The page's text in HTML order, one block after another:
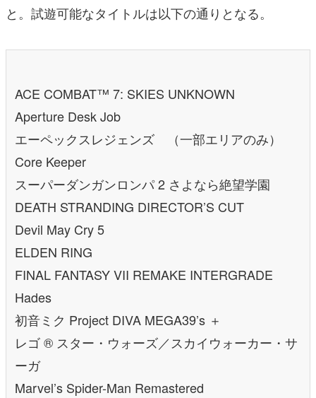
と。試遊可能なタイトルは以下の通りとなる。
ACE COMBAT™ 7: SKIES UNKNOWN
Aperture Desk Job
エーペックスレジェンズ （一部エリアのみ）
Core Keeper
スーパーダンガンロンパ 2 さよなら絶望学園
DEATH STRANDING DIRECTOR’S CUT
Devil May Cry 5
ELDEN RING
FINAL FANTASY VII REMAKE INTERGRADE
Hades
初音ミク Project DIVA MEGA39’s ＋
レゴ ® スター・ウォーズ／スカイウォーカー・サ
ーガ
Marvel’s Spider-Man Remastered